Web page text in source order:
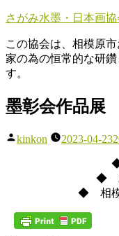
コ
テ
ン
ツ
ス
ッ
さがみ水墨・日本画協
この協会は、相模原
家の為の恒常的な研
す。
墨彰会作品展
投
kinkon 2023-04-23
◆
◆ 相模